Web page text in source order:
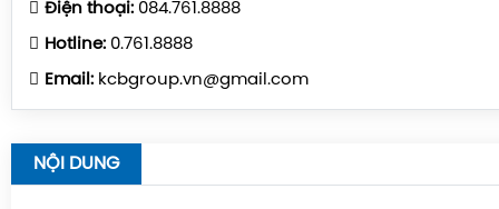
Điện thoại: 084.761.8888
Hotline: 0.761.8888
Email: kcbgroup.vn@gmail.com
NỘI DUNG